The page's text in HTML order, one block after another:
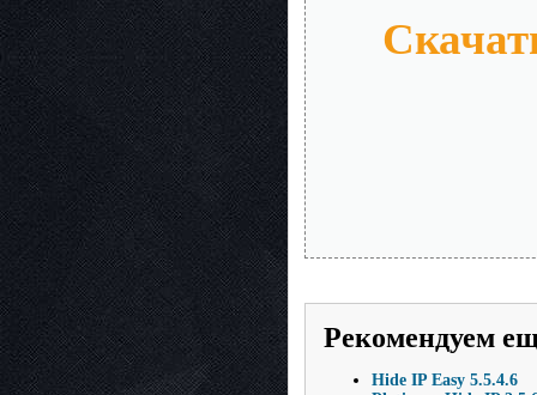
Рекомендуем
Hide IP Easy 5.5.4.6